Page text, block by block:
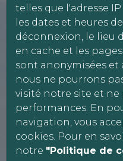
telles que l'adresse
les dates et heures
déconnexion, le lieu
en cache et les
sont anonymisées et
nous ne pourrons
visité notre site et ne
performances. En
navigation, vous
cookies. Pour en
notre "Politique de
Réservation
Réservation
Veuillez vous
minutes avant
N'oubliez